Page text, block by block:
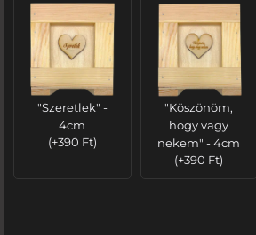
"Szeretlek" -
4cm
(+390 Ft)
"Köszönöm,
hogy vagy
nekem" - 4cm
(+390 Ft)